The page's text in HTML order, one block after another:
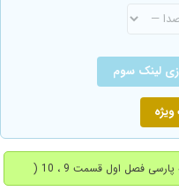
لینک سوم
آخرین بروزرسانی در ۱۲ مرداد ۱۴۰۵ ، نسخه دوبله پارسی فصل اول قسمت 9 ، 10 (